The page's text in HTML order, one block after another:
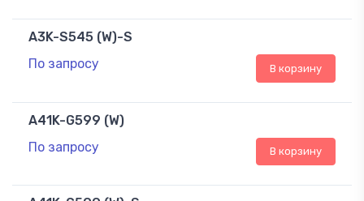
A3K-S545 (W)-S
По запросу
В корзину
A41K-G599 (W)
По запросу
В корзину